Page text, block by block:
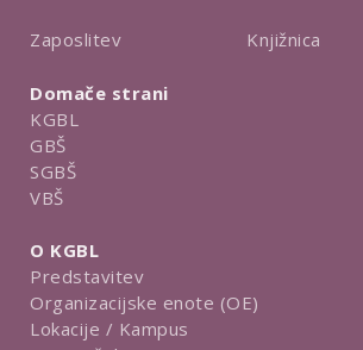
Zaposlitev Knjižnica
Domače strani
KGBL
GBŠ
SGBŠ
VBŠ
O KGBL
Predstavitev
Organizacijske enote (OE)
Lokacije / Kampus